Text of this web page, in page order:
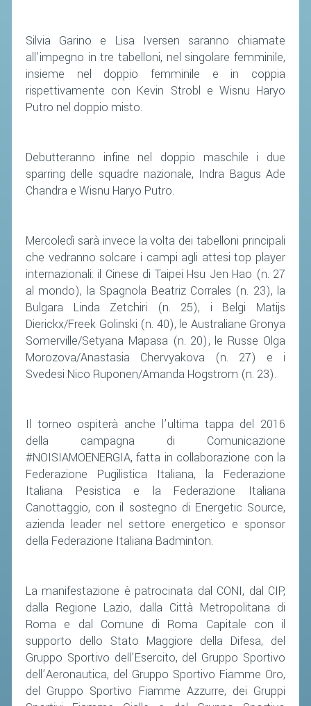
Silvia Garino e Lisa Iversen saranno chiamate
all’impegno in tre tabelloni, nel singolare femminile,
insieme nel doppio femminile e in coppia
rispettivamente con Kevin Strobl e Wisnu Haryo
Putro nel doppio misto.
Debutteranno infine nel doppio maschile i due
sparring delle squadre nazionale, Indra Bagus Ade
Chandra e Wisnu Haryo Putro.
Mercoledì sarà invece la volta dei tabelloni principali
che vedranno solcare i campi agli attesi top player
internazionali: il Cinese di Taipei Hsu Jen Hao (n. 27
al mondo), la Spagnola Beatriz Corrales (n. 23), la
Bulgara Linda Zetchiri (n. 25), i Belgi Matijs
Dierickx/Freek Golinski (n. 40), le Australiane Gronya
Somerville/Setyana Mapasa (n. 20), le Russe Olga
Morozova/Anastasia Chervyakova (n. 27) e i
Svedesi Nico Ruponen/Amanda Hogstrom (n. 23).
Il torneo ospiterà anche l’ultima tappa del 2016
della campagna di Comunicazione
#NOISIAMOENERGIA, fatta in collaborazione con la
Federazione Pugilistica Italiana, la Federazione
Italiana Pesistica e la Federazione Italiana
Canottaggio, con il sostegno di Energetic Source,
azienda leader nel settore energetico e sponsor
della Federazione Italiana Badminton.
La manifestazione è patrocinata dal CONI, dal CIP,
dalla Regione Lazio, dalla Città Metropolitana di
Roma e dal Comune di Roma Capitale con il
supporto dello Stato Maggiore della Difesa, del
Gruppo Sportivo dell’Esercito, del Gruppo Sportivo
dell’Aeronautica, del Gruppo Sportivo Fiamme Oro,
del Gruppo Sportivo Fiamme Azzurre, dei Gruppi
QUOTE E TASSE
CONVENZIONI
ACCEDI AL TESSERAMENTO ON
LINE
MODULI
AFFILIARE UN ESD
CALENDARIO
COMUNICATI
ALBO D'ORO CAMPIONATI ITALIANI
CAMPIONATI A SQUADRE
EVENTI INTERNAZIONALI
CLASSIFICHE NAZIONALI
MODULI
MANIFESTAZIONI SPORTIVE
UFFICIALI DI GARA
RICHIESTA TORNEI
EVENTI SOSTENIBILI
L'ATTIVITÀ
TESSERAMENTO
REGOLAMENTI
GARE
STAFF TECNICO